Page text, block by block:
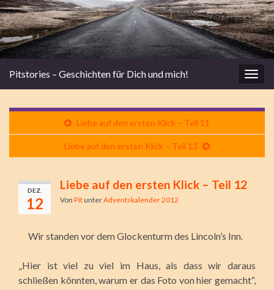
Pitstories – Geschichten für Dich und mich!
Liebe auf den ersten Klick – Teil 11
Liebe auf den ersten Klick – Teil 13
DEZ.
12
Liebe auf den ersten Klick – Teil 12
Von PitunterAdventskalender 2012
Wir standen vor dem Glockenturm des Lincoln’s Inn.
„Hier ist viel zu viel im Haus, als dass wir daraus
schließen könnten, warum er das Foto von hier gemacht“,